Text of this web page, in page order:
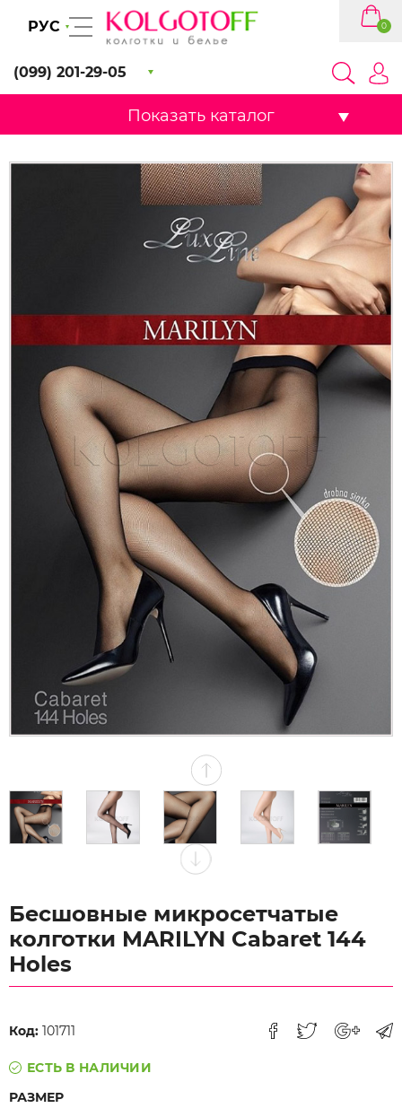
РУС
(099) 201-29-05
0
Показать каталог
Бесшовные микросетчатые
колготки MARILYN Cabaret 144
Holes
Код: 101711
ЕСТЬ В НАЛИЧИИ
РАЗМЕР